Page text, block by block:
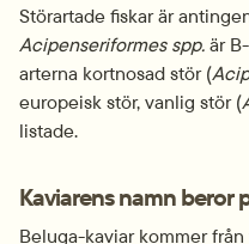
Acipenseriformes spp. är
arterna kortnosad stör (
europeisk stör, vanlig stör (
listade.
Kaviarens namn beror
Beluga-kaviar kommer